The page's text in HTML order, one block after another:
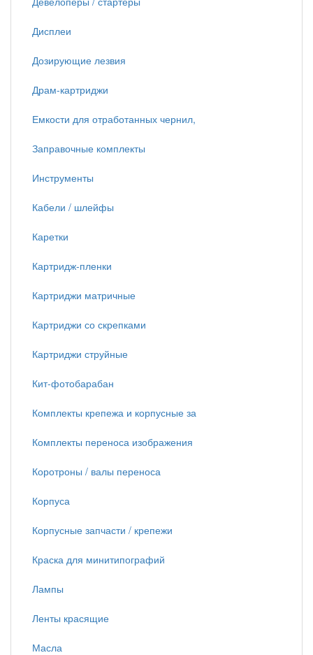
Дисплеи
Дозирующие лезвия
Драм-картриджи
Емкости для отработанных чернил,
Заправочные комплекты
Инструменты
Кабели / шлейфы
Каретки
Картридж-пленки
Картриджи матричные
Картриджи со скрепками
Картриджи струйные
Кит-фотобарабан
Комплекты крепежа и корпусные за
Комплекты переноса изображения
Коротроны / валы переноса
Корпуса
Корпусные запчасти / крепежи
Краска для минитипографий
Лампы
Ленты красящие
Масла